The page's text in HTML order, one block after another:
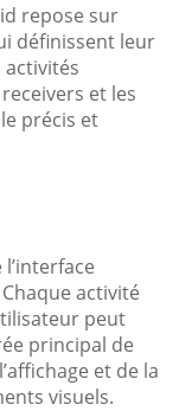
repose sur
définissent leur
et les
précis et
activité
peut
principal de
et de la
visuels.